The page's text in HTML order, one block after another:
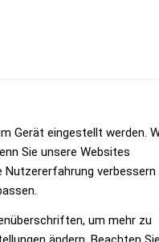
Gerät eingestellt werden.
Sie unsere Websites
Nutzererfahrung verbessern
um mehr zu